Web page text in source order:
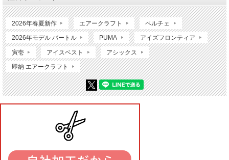
2026年春夏新作 エアークラフト ペルチェ
2026年モデル バートル PUMA アイズフロンティア
寅壱 アイスベスト アシックス
即納 エアークラフト